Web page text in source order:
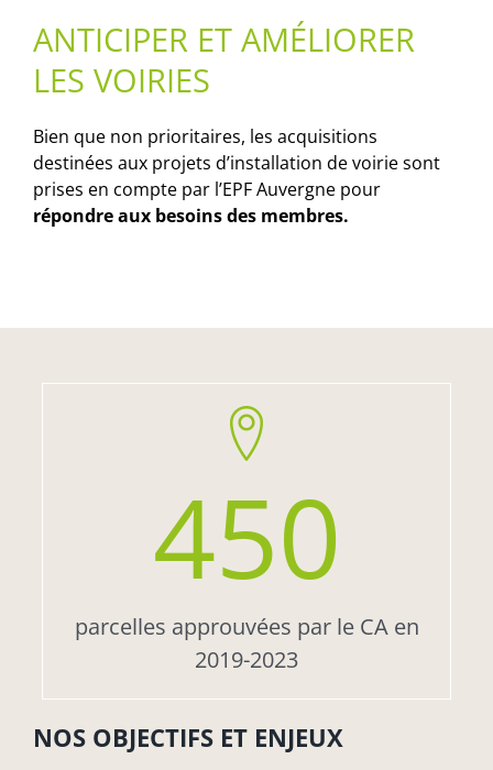
ANTICIPER ET AMÉLIORER
LES VOIRIES
Bien que non prioritaires, les acquisitions
destinées aux projets d’installation de voirie sont
prises en compte par l’EPF Auvergne pour
répondre aux besoins des membres.
450
parcelles approuvées par le CA en
2019-2023
NOS OBJECTIFS ET ENJEUX